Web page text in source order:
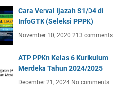
Cara Verval Ijazah S1/D4 di
InfoGTK (Seleksi PPPK)
November 10, 2020 213 comments
ATP PPKn Kelas 6 Kurikulum
Merdeka Tahun 2024/2025
December 21, 2024 No comments